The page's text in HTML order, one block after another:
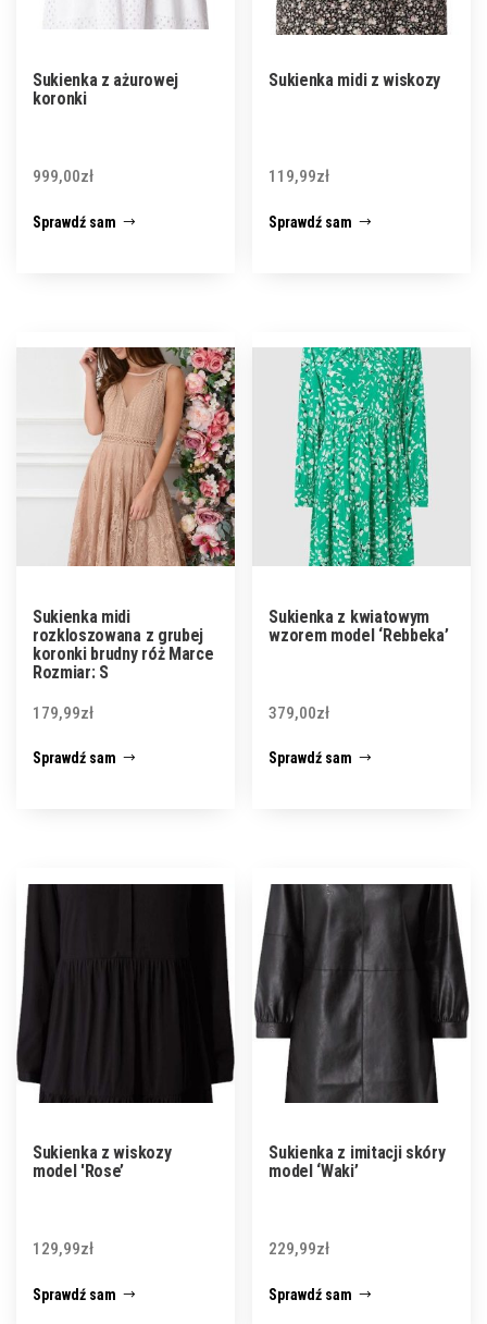
Sukienka z ażurowej
koronki
999,00zł
Sprawdź sam
Sukienka midi z wiskozy
119,99zł
Sprawdź sam
Sukienka midi
rozkloszowana z grubej
koronki brudny róż Marce
Rozmiar: S
179,99zł
Sprawdź sam
Sukienka z kwiatowym
wzorem model ‘Rebbeka’
379,00zł
Sprawdź sam
Sukienka z wiskozy
model 'Rose’
129,99zł
Sprawdź sam
Sukienka z imitacji skóry
model ‘Waki’
229,99zł
Sprawdź sam